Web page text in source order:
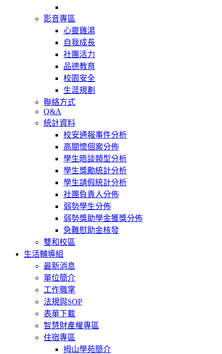
影音專區
心靈雞湯
自我成長
社團活力
品德教育
校園安全
生涯規劃
聯絡方式
Q&A
統計資料
校安通報事件分析
高關懷個案分佈
學生晤談類型分析
學生獎勵統計分析
學生請假統計分析
社團負責人分佈
弱勢學生分佈
弱勢獎助學金獲獎分佈
急難慰助金核發
雙和校區
生活輔導組
最新消息
單位簡介
工作職掌
法規與SOP
表單下載
智慧財產權專區
住宿專區
拇山學苑簡介